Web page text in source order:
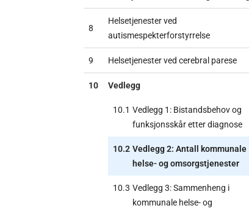
8
Helsetjenester ved
autismespekterforstyrrelse
9 Helsetjenester ved cerebral parese
10 Vedlegg
10.1 Vedlegg 1: Bistandsbehov og
funksjonsskår etter diagnose
10.2 Vedlegg 2: Antall kommunale
helse- og omsorgstjenester
10.3 Vedlegg 3: Sammenheng i
kommunale helse- og